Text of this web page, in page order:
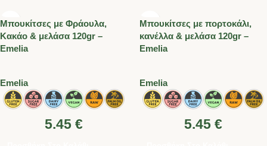
Μπουκίτσες με Φράουλα,
Κακάο & μελάσα 120gr –
Emelia
Emelia
5.45 €
Μπουκίτσες με πορτοκάλι,
κανέλλα & μελάσα 120gr –
Emelia
Emelia
5.45 €